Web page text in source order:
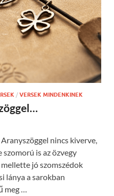
/ VERSEK MINDENKINEK
nincs kiverve,
is az özvegy
jó szomszédok
lánya a sarokban
…